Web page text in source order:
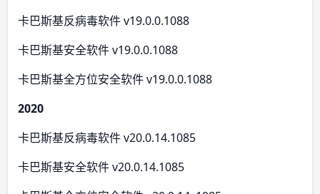
卡巴斯基反病毒软件 v19.0.0.1088
卡巴斯基安全软件 v19.0.0.1088
卡巴斯基全方位安全软件 v19.0.0.1088
2020
卡巴斯基反病毒软件 v20.0.14.1085
卡巴斯基安全软件 v20.0.14.1085